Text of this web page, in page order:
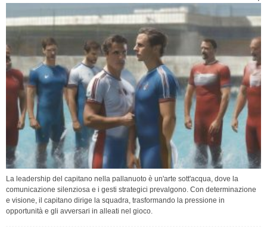
La leadership del capitano nella pallanuoto è un'arte sott'acqua, dove la
comunicazione silenziosa e i gesti strategici prevalgono. Con determinazione
e visione, il capitano dirige la squadra, trasformando la pressione in
opportunità e gli avversari in alleati nel gioco.